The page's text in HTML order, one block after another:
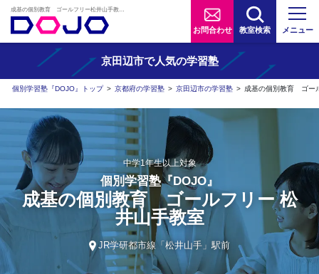
お問合わせ 教室検索 メニュー
京田辺市で人気の学習塾
個別学習塾『DOJO』トップ > 京都府の学習塾 > 京田辺市の学習塾 > 成基の個別教育 ゴー
中学1年生以上対象
個別学習塾『DOJO』
成基の個別教育 ゴールフリー 松
井山手教室
JR学研都市線「松井山手」駅前